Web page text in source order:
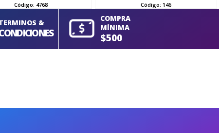
Código: 4768 Código: 146
&
COMPRA
MÍNIMA
$500